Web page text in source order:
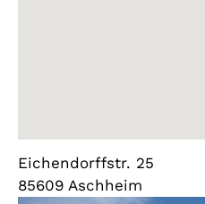
Eichendorffstr. 25
85609 Aschheim